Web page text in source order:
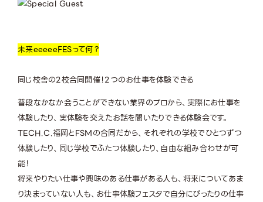
未来eeeeeFESって何？
同じ校舎の2校合同開催！2つのお仕事を体験できる
普段なかなか会うことができない業界のプロから、実際にお仕事を
体験したり、実体験を交えたお話を聞いたりできる体験会です。
TECH.C.福岡とFSMの合同だから、それぞれの学校でひとつずつ
体験したり、同じ学校でふたつ体験したり、自由な組み合わせが可
能！
将来やりたい仕事や興味のある仕事がある人も、将来についてあま
り決まっていない人も、お仕事体験フェスタで自分にぴったりの仕事